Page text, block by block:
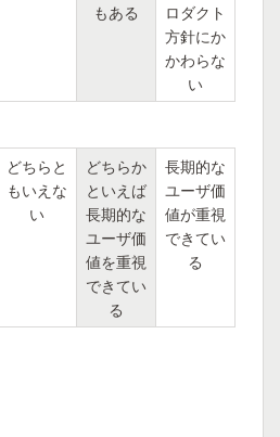
もある
ロダクト
方針にか
かわらな
い
どちらと
もいえな
い
どちらか
といえば
長期的な
ユーザ価
値を重視
できてい
る
長期的な
ユーザ価
値が重視
できてい
る